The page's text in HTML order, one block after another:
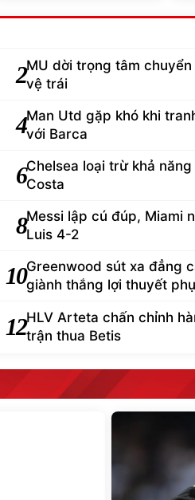
2MU dời trọng tâm
vệ trái
4Man Utd gặp khó khi
với Barca
6Chelsea loại trừ khả
Costa
8Messi lập cú đúp, Miami
Luis 4-2
10Greenwood sút xa đẳng
giành thắng lợi thuyết
12HLV Arteta chấn chỉnh
trận thua Betis